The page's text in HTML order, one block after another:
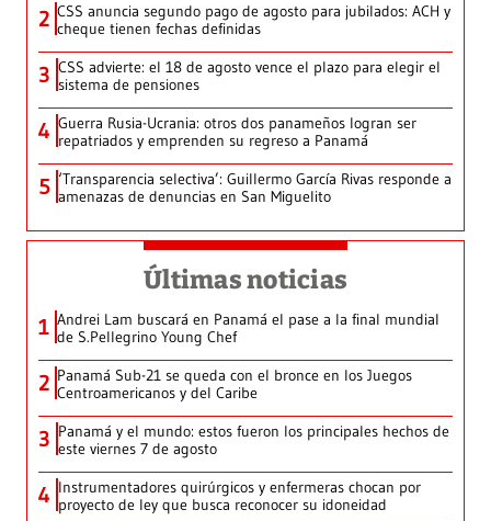
2 CSS anuncia segundo pago de agosto para jubilados: ACH y
cheque tienen fechas definidas
3 CSS advierte: el 18 de agosto vence el plazo para elegir el
sistema de pensiones
4 Guerra Rusia-Ucrania: otros dos panameños logran ser
repatriados y emprenden su regreso a Panamá
5 ‘Transparencia selectiva’: Guillermo García Rivas responde a
amenazas de denuncias en San Miguelito
Últimas noticias
1 Andrei Lam buscará en Panamá el pase a la final mundial
de S.Pellegrino Young Chef
2 Panamá Sub-21 se queda con el bronce en los Juegos
Centroamericanos y del Caribe
3 Panamá y el mundo: estos fueron los principales hechos de
este viernes 7 de agosto
4 Instrumentadores quirúrgicos y enfermeras chocan por
proyecto de ley que busca reconocer su idoneidad